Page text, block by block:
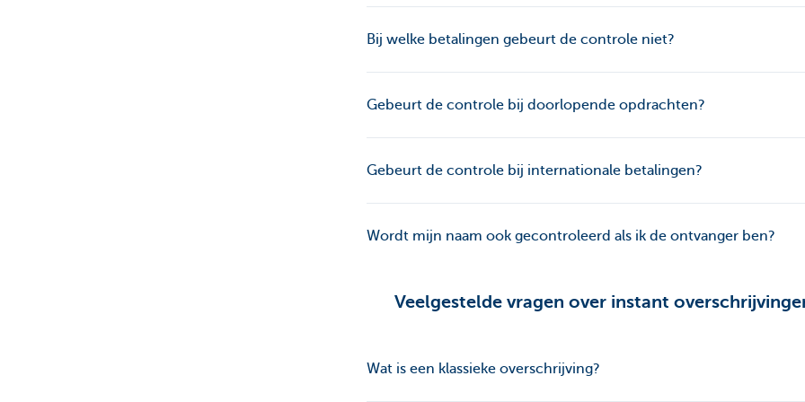
Bij welke betalingen gebeurt de controle niet?
Gebeurt de controle bij doorlopende opdrachten?
Gebeurt de controle bij internationale betalingen?
Wordt mijn naam ook gecontroleerd als ik de ontvanger ben?
Veelgestelde vragen over instant
Wat is een klassieke overschrijving?